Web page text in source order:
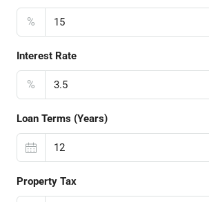
%
Interest Rate
%
Loan Terms (Years)
Property Tax